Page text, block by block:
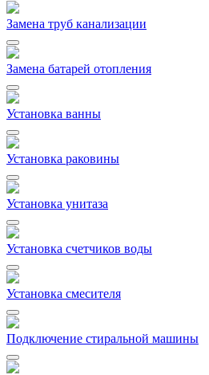
Замена труб канализации
Замена батарей отопления
Установка ванны
Установка раковины
Установка унитаза
Установка счетчиков воды
Установка смесителя
Подключение стиральной машины